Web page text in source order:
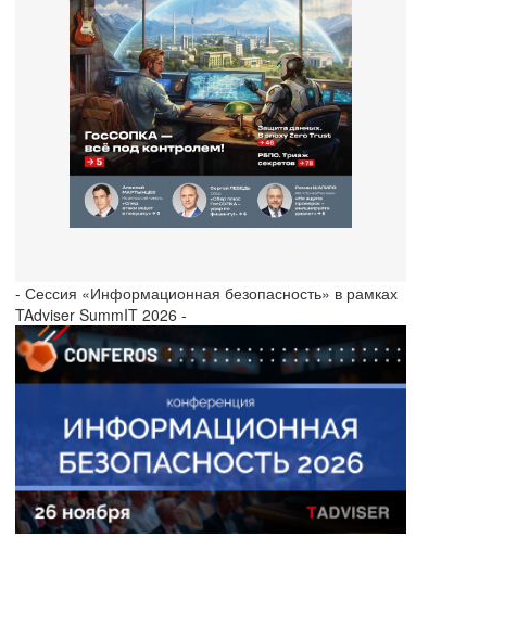
- Сессия «Информационная безопасность» в рамках
TAdviser SummIT 2026 -